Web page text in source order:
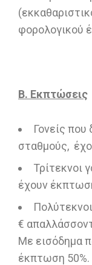
φορολογικού
Β. Εκπτώσεις
Γονείς που
σταθμούς,
Τρίτεκνοι
έχουν
€
Με εισόδημα
έκπτωση 50%.